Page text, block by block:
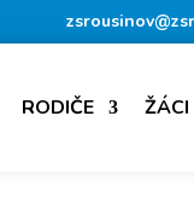
RODIČE ŽÁCI